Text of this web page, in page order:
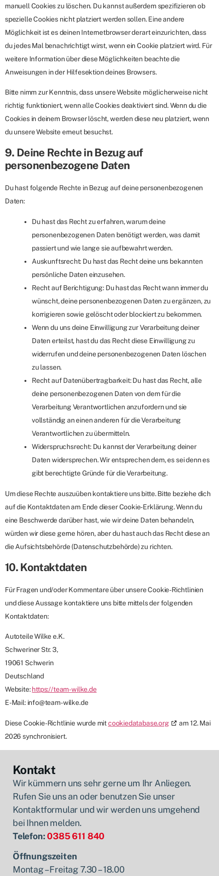
manuell Cookies zu löschen. Du kannst außerdem spezifizieren ob
spezielle Cookies nicht platziert werden sollen. Eine andere
Möglichkeit ist es deinen Internetbrowser derart einzurichten, dass
du jedes Mal benachrichtigt wirst, wenn ein Cookie platziert wird. Für
weitere Information über diese Möglichkeiten beachte die
Anweisungen in der Hilfesektion deines Browsers.
Bitte nimm zur Kenntnis, dass unsere Website möglicherweise nicht
richtig funktioniert, wenn alle Cookies deaktiviert sind. Wenn du die
Cookies in deinem Browser löscht, werden diese neu platziert, wenn
du unsere Website erneut besuchst.
9. Deine Rechte in Bezug auf
personenbezogene Daten
Du hast folgende Rechte in Bezug auf deine personenbezogenen
Daten:
Du hast das Recht zu erfahren, warum deine
personenbezogenen Daten benötigt werden, was damit
passiert und wie lange sie aufbewahrt werden.
Auskunftsrecht: Du hast das Recht deine uns bekannten
persönliche Daten einzusehen.
Recht auf Berichtigung: Du hast das Recht wann immer du
wünscht, deine personenbezogenen Daten zu ergänzen, zu
korrigieren sowie gelöscht oder blockiert zu bekommen.
Wenn du uns deine Einwilligung zur Verarbeitung deiner
Daten erteilst, hast du das Recht diese Einwilligung zu
widerrufen und deine personenbezogenen Daten löschen
zu lassen.
Recht auf Datenübertragbarkeit: Du hast das Recht, alle
deine personenbezogenen Daten von dem für die
Verarbeitung Verantwortlichen anzufordern und sie
vollständig an einen anderen für die Verarbeitung
Verantwortlichen zu übermitteln.
Widerspruchsrecht: Du kannst der Verarbeitung deiner
Daten widersprechen. Wir entsprechen dem, es sei denn es
gibt berechtigte Gründe für die Verarbeitung.
Um diese Rechte auszuüben kontaktiere uns bitte. Bitte beziehe dich
auf die Kontaktdaten am Ende dieser Cookie-Erklärung. Wenn du
eine Beschwerde darüber hast, wie wir deine Daten behandeln,
würden wir diese gerne hören, aber du hast auch das Recht diese an
die Aufsichtsbehörde (Datenschutzbehörde) zu richten.
10. Kontaktdaten
Für Fragen und/oder Kommentare über unsere Cookie-Richtlinien
und diese Aussage kontaktiere uns bitte mittels der folgenden
Kontaktdaten:
Autoteile Wilke e.K.
Schweriner Str. 3,
19061 Schwerin
Deutschland
Website:https://team-wilke.de
E-Mail: info@team-wilke.de
Diese Cookie-Richtlinie wurde mitcookiedatabase.org
am 12. Mai
2026 synchronisiert.
Kontakt
Wir kümmern uns sehr gerne um Ihr Anliegen.
Rufen Sie uns an oder benutzen Sie unser
Kontaktformular und wir werden uns umgehend
bei Ihnen melden.
Telefon:0385 611 840
Öffnungszeiten
Montag – Freitag 7.30 – 18.00